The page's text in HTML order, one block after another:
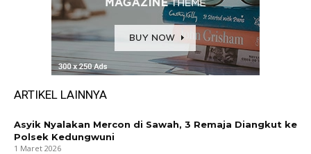
ARTIKEL LAINNYA
Asyik Nyalakan Mercon di Sawah, 3 Remaja Diangkut ke
Polsek Kedungwuni
1 Maret 2026